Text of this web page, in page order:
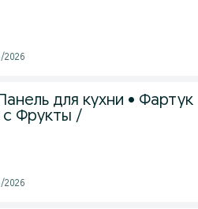
2026
для кухни • Фартук
с Фрукты /
2026